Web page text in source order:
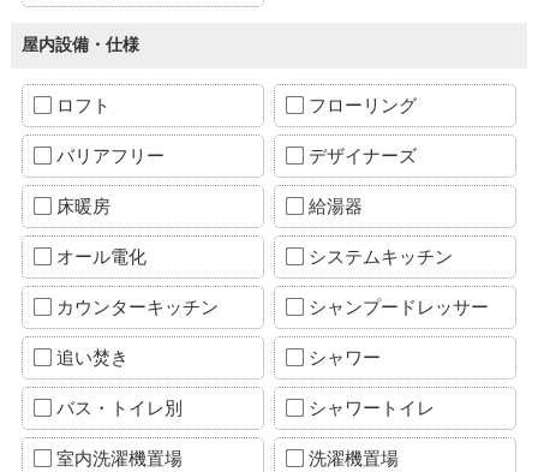
屋内設備・仕様
ロフト フローリング
バリアフリー デザイナーズ
床暖房 給湯器
オール電化 システムキッチン
カウンターキッチン シャンプードレッサー
追い焚き シャワー
バス・トイレ別 シャワートイレ
室内洗濯機置場 洗濯機置場